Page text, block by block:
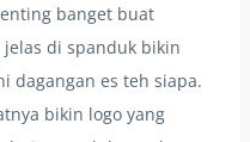
banget buat
jelas di spanduk bikin
dagangan es teh siapa.
bikin logo yang